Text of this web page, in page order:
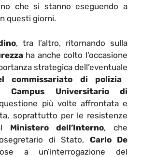
che si stanno eseguendo a
questi giorni.
, tra l’altro, ritornando sulla
ha anche colto l’occasione
strategica dell’eventuale
commissariato di polizia
Campus Universitario di
più volte affrontata e
soprattutto per le resistenze
Ministero dell’Interno, che
di Stato, Carlo De
a un’interrogazione del